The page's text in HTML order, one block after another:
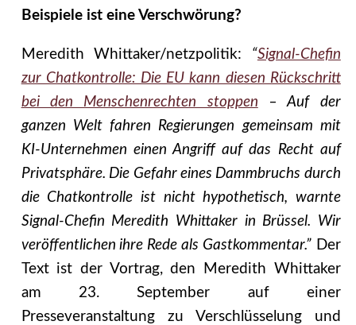
Beispiele ist eine Verschwörung?
Meredith Whittaker/netzpolitik: “Signal-Chefin
zur Chatkontrolle: Die EU kann diesen Rückschritt
bei den Menschenrechten stoppen – Auf der
ganzen Welt fahren Regierungen gemeinsam mit
KI-Unternehmen einen Angriff auf das Recht auf
Privatsphäre. Die Gefahr eines Dammbruchs durch
die Chatkontrolle ist nicht hypothetisch, warnte
Signal-Chefin Meredith Whittaker in Brüssel. Wir
veröffentlichen ihre Rede als Gastkommentar.”Der
Text ist der Vortrag, den Meredith Whittaker
am 23. September auf einer
Presseveranstaltung zu Verschlüsselung und